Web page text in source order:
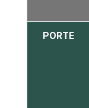
PORTE